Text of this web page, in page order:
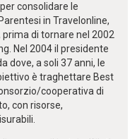
consolidare le
in Travelonline,
di tornare nel 2002
Nel 2004 il presidente
dove, a soli 37 anni, le
è traghettare Best
cooperativa di
con risorse,